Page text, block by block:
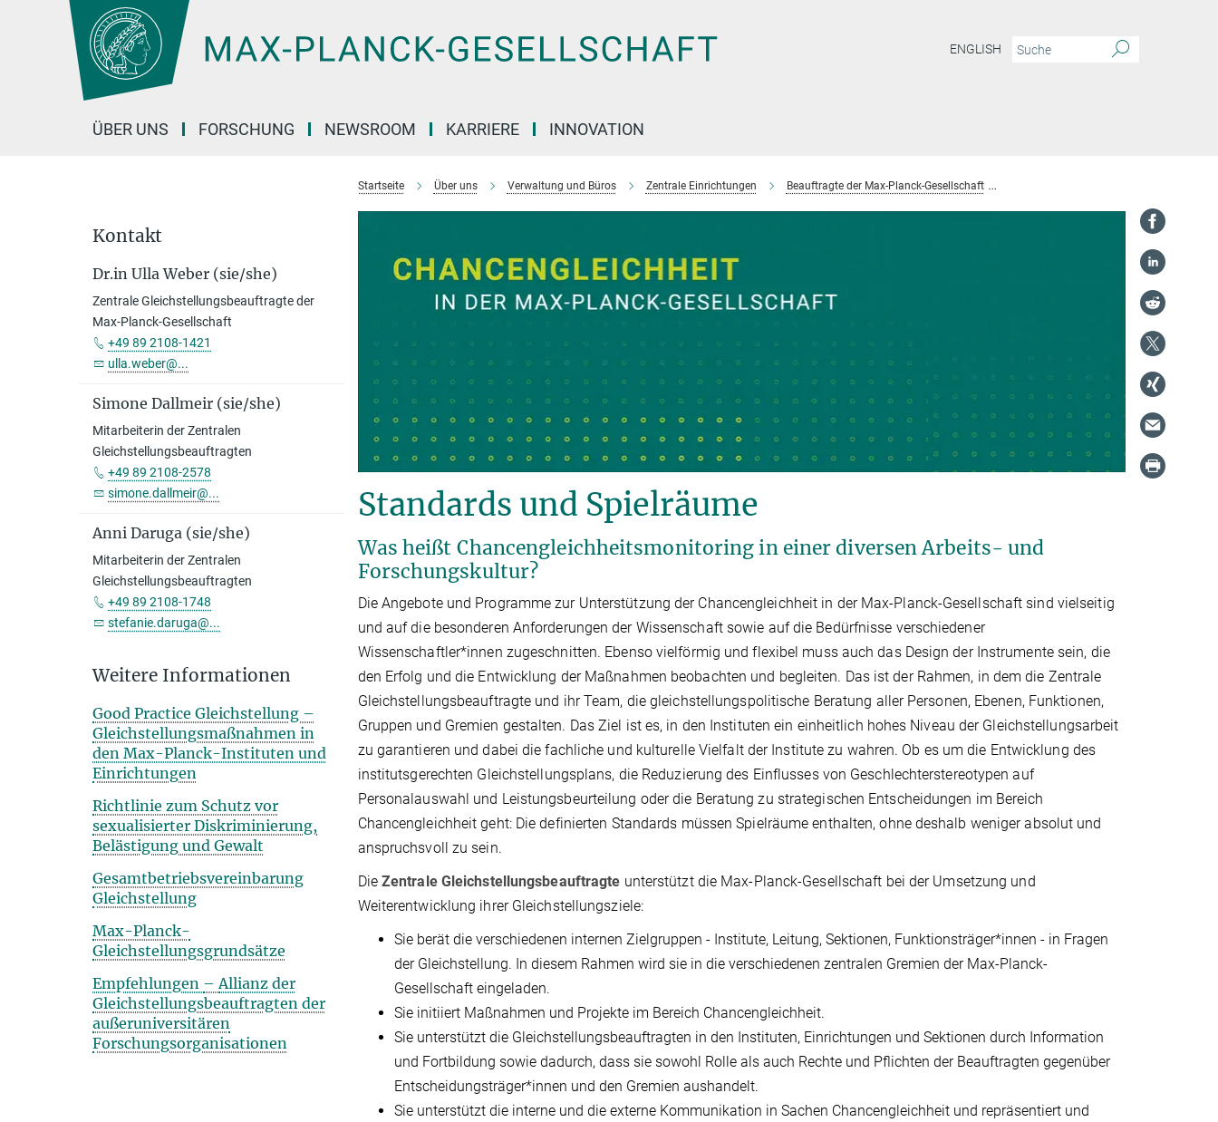
Hauptinhalt
ENGLISH
ÜBER UNS FORSCHUNG NEWSROOM KARRIERE INNOVATION
Startseite Über uns Verwaltung und Büros Zentrale Einrichtungen Beauftragte der Max-Planck-Gesellschaft
Standards und Spielräume
Was heißt Chancengleichheitsmonitoring in einer diversen Arbeits- und
Forschungskultur?
Die Angebote und Programme zur Unterstützung der Chancengleichheit in der Max-Planck-Gesellschaft sind vielseitig
und auf die besonderen Anforderungen der Wissenschaft sowie auf die Bedürfnisse verschiedener
Wissenschaftler*innen zugeschnitten. Ebenso vielförmig und flexibel muss auch das Design der Instrumente sein, die
den Erfolg und die Entwicklung der Maßnahmen beobachten und begleiten. Das ist der Rahmen, in dem die Zentrale
Gleichstellungsbeauftragte und ihr Team, die gleichstellungspolitische Beratung aller Personen, Ebenen, Funktionen,
Gruppen und Gremien gestalten. Das Ziel ist es, in den Instituten ein einheitlich hohes Niveau der Gleichstellungsarbeit
zu garantieren und dabei die fachliche und kulturelle Vielfalt der Institute zu wahren. Ob es um die Entwicklung des
institutsgerechten Gleichstellungsplans, die Reduzierung des Einflusses von Geschlechterstereotypen auf
Personalauswahl und Leistungsbeurteilung oder die Beratung zu strategischen Entscheidungen im Bereich
Chancengleichheit geht: Die definierten Standards müssen Spielräume enthalten, ohne deshalb weniger absolut und
anspruchsvoll zu sein.
Die Zentrale Gleichstellungsbeauftragte unterstützt die Max-Planck-Gesellschaft bei der Umsetzung und
Weiterentwicklung ihrer Gleichstellungsziele:
Sie berät die verschiedenen internen Zielgruppen - Institute, Leitung, Sektionen, Funktionsträger*innen - in Fragen
der Gleichstellung. In diesem Rahmen wird sie in die verschiedenen zentralen Gremien der Max-Planck-
Gesellschaft eingeladen.
Sie initiiert Maßnahmen und Projekte im Bereich Chancengleichheit.
Sie unterstützt die Gleichstellungsbeauftragten in den Instituten, Einrichtungen und Sektionen durch Information
und Fortbildung sowie dadurch, dass sie sowohl Rolle als auch Rechte und Pflichten der Beauftragten gegenüber
Entscheidungsträger*innen und den Gremien aushandelt.
Sie unterstützt die interne und die externe Kommunikation in Sachen Chancengleichheit und repräsentiert und
Kontakt
Dr.in Ulla Weber (sie/she)
Zentrale Gleichstellungsbeauftragte der
Max-Planck-Gesellschaft
+49 89 2108-1421
ulla.weber@...
Simone Dallmeir (sie/she)
Mitarbeiterin der Zentralen
Gleichstellungsbeauftragten
+49 89 2108-2578
simone.dallmeir@...
Anni Daruga (sie/she)
Mitarbeiterin der Zentralen
Gleichstellungsbeauftragten
+49 89 2108-1748
stefanie.daruga@...
Weitere Informationen
Good Practice Gleichstellung –
Gleichstellungsmaßnahmen in
den Max-Planck-Instituten und
Einrichtungen
Richtlinie zum Schutz vor
sexualisierter Diskriminierung,
Belästigung und Gewalt
Gesamtbetriebsvereinbarung
Gleichstellung
Max-Planck-
Gleichstellungsgrundsätze
Empfehlungen –Allianz der
Gleichstellungsbeauftragten der
außeruniversitären
Forschungsorganisationen